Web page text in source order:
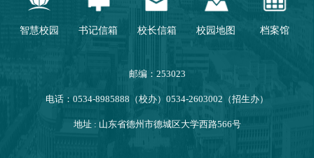
智慧校园 书记信箱 校长信箱 校园地图 档案馆
邮编：253023
电话：0534-8985888（校办）0534-2603002（招生办）
地址 : 山东省德州市德城区大学西路566号